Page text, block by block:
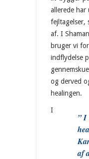
allerede har
fejltagelser,
af. I
bruger vi
indflydelse
og derved
healingen.
” I
af
I